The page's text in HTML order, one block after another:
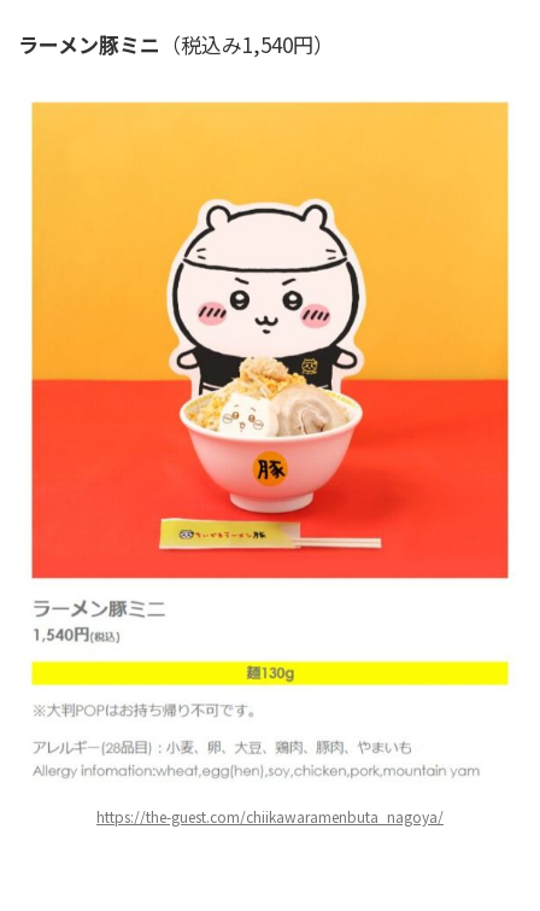
ラーメン豚ミニ （税込み1,540円）
https://the-guest.com/chiikawaramenbuta_nagoya/